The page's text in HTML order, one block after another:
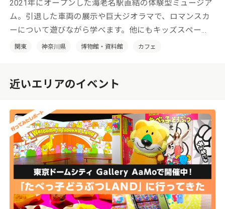
2021年にオープンした海老名駅直結の体験型ミュージア
ム。引退した車両の展示や巨大ジオラマで、ロマンスカ
ーについて遊びながら学べます。他にもキッズスペー
ス、カフェ、ミュージアムショップにフォトウェディン
関東 神奈川県 博物館・資料館 カフェ
近いエリアのイベント